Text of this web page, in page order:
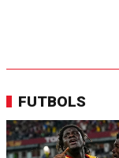
FUTBOLS